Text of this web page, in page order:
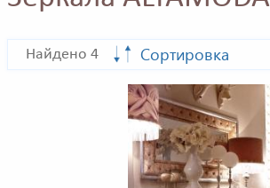
Найдено 4 Сортировка